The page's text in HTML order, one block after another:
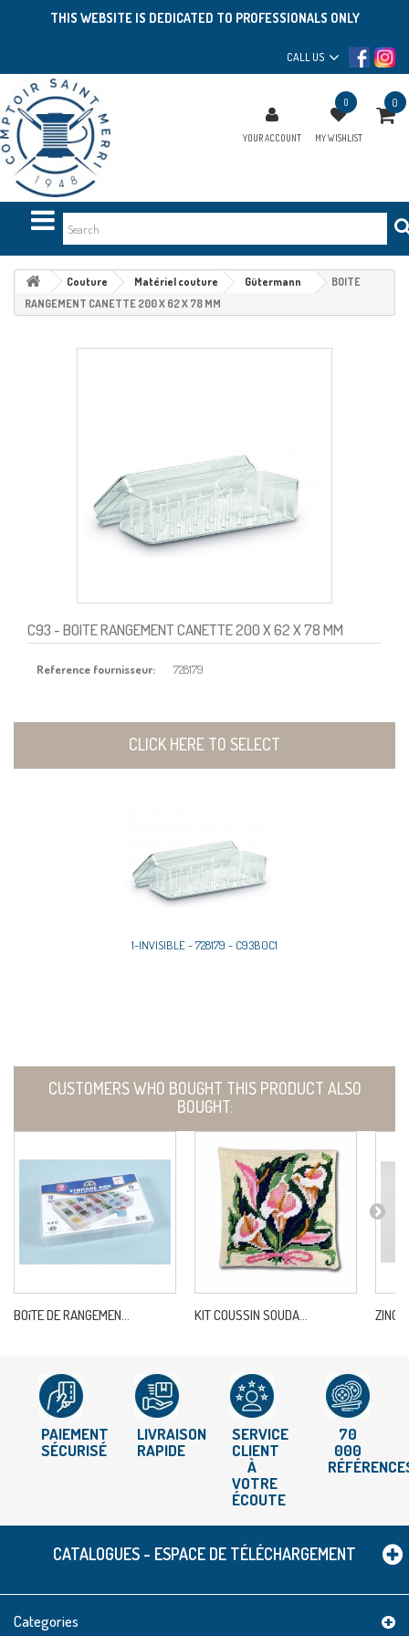
THIS WEBSITE IS DEDICATED TO PROFESSIONALS ONLY
CALL US
YOUR ACCOUNT
0
MY WISHLIST
0
Couture Matériel couture Gütermann
BOITE
RANGEMENT CANETTE 200 X 62 X 78 MM
C93- BOITE RANGEMENT CANETTE 200 X 62 X 78 MM
Reference fournisseur: 728179
CLICK HERE TO SELECT
1-INVISIBLE - 728179 - C93B0C1
CUSTOMERS WHO BOUGHT THIS PRODUCT ALSO
BOUGHT:
BOîTE DE RANGEMEN... KIT COUSSIN SOUDA... ZING-
PAIEMENT
SÉCURISÉ
LIVRAISON
RAPIDE
SERVICE
CLIENT
À
VOTRE
ÉCOUTE
70
000
CATALOGUES - ESPACE DE TÉLÉCHARGEMENT
Categories